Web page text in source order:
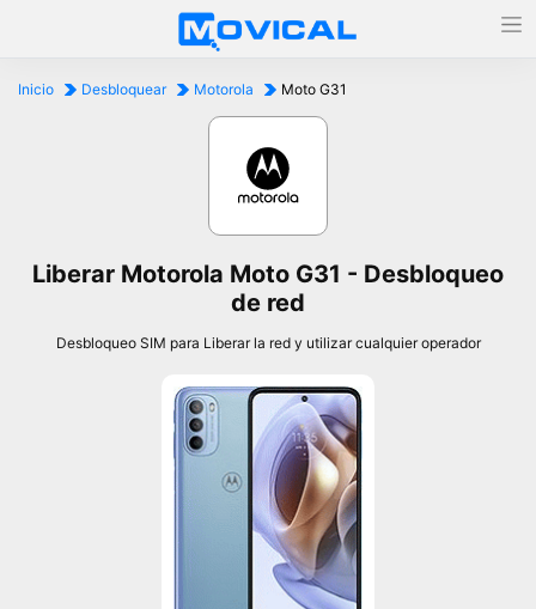
Inicio Desbloquear Motorola Moto G31
Liberar Motorola Moto G31 - Desbloqueo
de red
Desbloqueo SIM para Liberar la red y utilizar cualquier operador